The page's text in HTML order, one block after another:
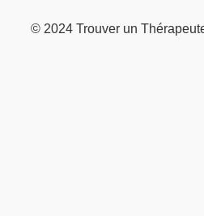
© 2024 Trouver un